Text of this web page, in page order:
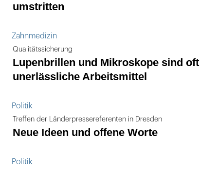
umstritten
Zahnmedizin
Qualitätssicherung
Lupenbrillen und Mikroskope sind oft
unerlässliche Arbeitsmittel
Politik
Treffen der Länderpressereferenten in Dresden
Neue Ideen und offene Worte
Politik